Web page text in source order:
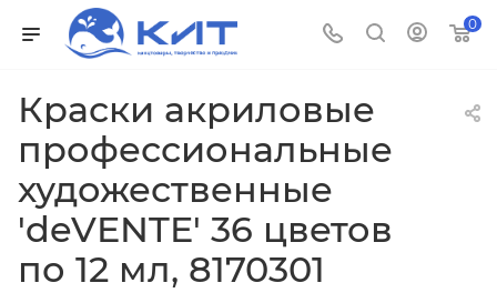
0
Краски акриловые
профессиональные
художественные
'deVENTE' 36 цветов
по 12 мл, 8170301